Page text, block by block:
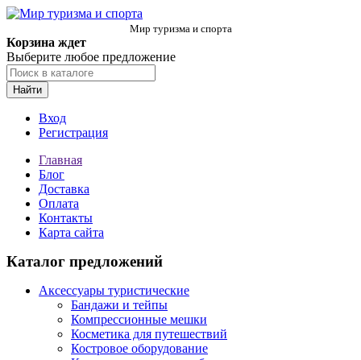
Мир туризма и спорта
Корзина ждет
Выберите любое предложение
Найти
Вход
Регистрация
Главная
Блог
Доставка
Оплата
Контакты
Карта сайта
Каталог предложений
Аксессуары туристические
Бандажи и тейпы
Компрессионные мешки
Косметика для путешествий
Костровое оборудование